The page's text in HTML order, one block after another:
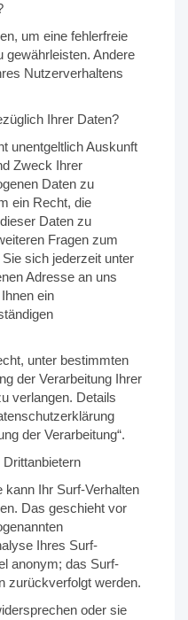
um eine fehlerfreie
gewährleisten. Andere
Nutzerverhaltens
Ihrer Daten?
unentgeltlich Auskunft
Zweck Ihrer
Daten zu
ein Recht, die
Daten zu
Fragen zum
sich jederzeit unter
Adresse an uns
ein
unter bestimmten
der Verarbeitung Ihrer
verlangen. Details
der Verarbeitung“.
Ihr Surf-Verhalten
Das geschieht vor
Ihres Surf-
anonym; das Surf-
zurückverfolgt werden.
oder sie